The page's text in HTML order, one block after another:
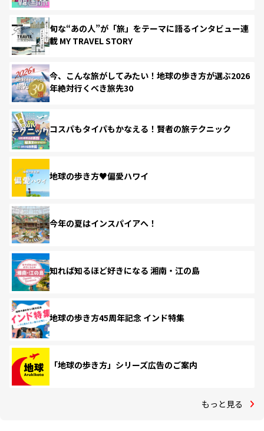
旬な“あの人”が「旅」をテーマに語るインタビュー連
載 MY TRAVEL STORY
今、こんな旅がしてみたい！地球の歩き方が選ぶ2026
年絶対行くべき旅先30
コスパもタイパもかなえる！賢者の旅テクニック
地球の歩き方♥偏愛ハワイ
今年の夏はインスパイアへ！
知れば知るほど好きになる 湘南・江の島
地球の歩き方45周年記念 インド特集
「地球の歩き方」シリーズ広告のご案内
もっと見る